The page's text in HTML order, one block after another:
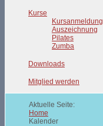
Kurse
Kursanmeldung
Auszeichnung
Pilates
Zumba
Downloads
Mitglied werden
Aktuelle Seite:
Home
Kalender